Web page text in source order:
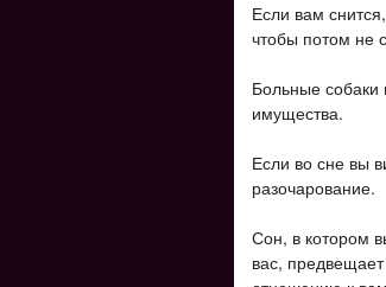
Если вам
чтобы потом не
Больные собаки
имущества.
Если во сне вы
разочарование.
Сон, в котором
вас,